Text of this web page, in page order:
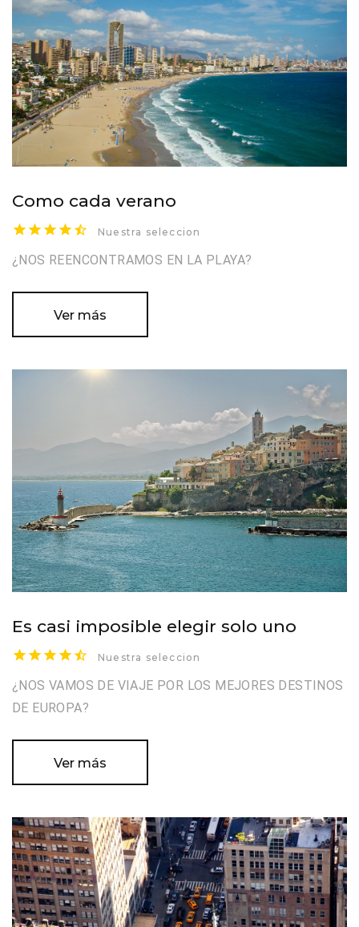
Como cada verano
Nuestra seleccion
¿NOS REENCONTRAMOS EN LA PLAYA?
Ver más
Es casi imposible elegir solo uno
Nuestra seleccion
¿NOS VAMOS DE VIAJE POR LOS MEJORES DESTINOS
DE EUROPA?
Ver más